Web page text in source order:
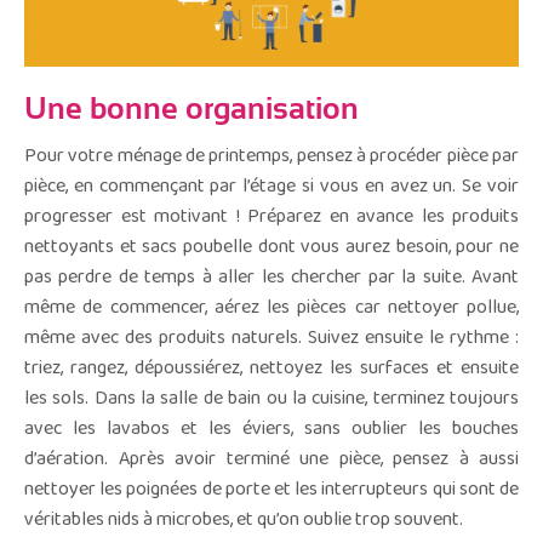
Une bonne organisation
Pour votre ménage de printemps, pensez à procéder pièce par
pièce, en commençant par l’étage si vous en avez un. Se voir
progresser est motivant ! Préparez en avance les produits
nettoyants et sacs poubelle dont vous aurez besoin, pour ne
pas perdre de temps à aller les chercher par la suite. Avant
même de commencer, aérez les pièces car nettoyer pollue,
même avec des produits naturels. Suivez ensuite le rythme :
triez, rangez, dépoussiérez, nettoyez les surfaces et ensuite
les sols. Dans la salle de bain ou la cuisine, terminez toujours
avec les lavabos et les éviers, sans oublier les bouches
d’aération. Après avoir terminé une pièce, pensez à aussi
nettoyer les poignées de porte et les interrupteurs qui sont de
véritables nids à microbes, et qu’on oublie trop souvent.